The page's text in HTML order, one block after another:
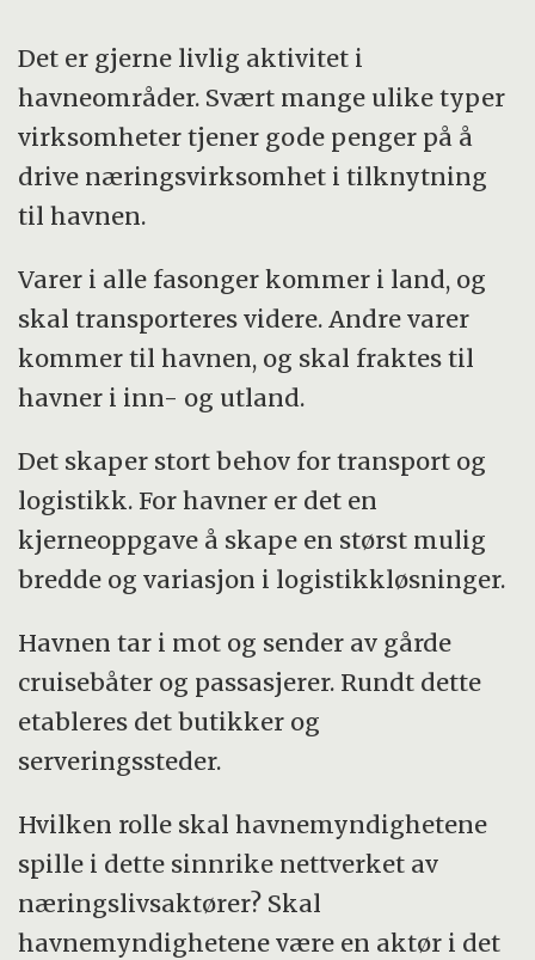
Det er gjerne livlig aktivitet i
havneområder. Svært mange ulike typer
virksomheter tjener gode penger på å
drive næringsvirksomhet i tilknytning
til havnen.
Varer i alle fasonger kommer i land, og
skal transporteres videre. Andre varer
kommer til havnen, og skal fraktes til
havner i inn- og utland.
Det skaper stort behov for transport og
logistikk. For havner er det en
kjerneoppgave å skape en størst mulig
bredde og variasjon i logistikkløsninger.
Havnen tar i mot og sender av gårde
cruisebåter og passasjerer. Rundt dette
etableres det butikker og
serveringssteder.
Hvilken rolle skal havnemyndighetene
spille i dette sinnrike nettverket av
næringslivsaktører? Skal
havnemyndighetene være en aktør i det